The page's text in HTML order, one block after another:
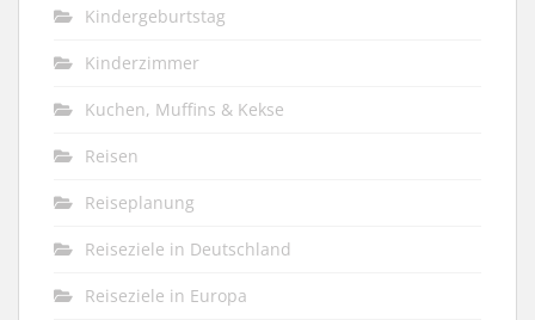
Kindergeburtstag
Kinderzimmer
Kuchen, Muffins & Kekse
Reisen
Reiseplanung
Reiseziele in Deutschland
Reiseziele in Europa